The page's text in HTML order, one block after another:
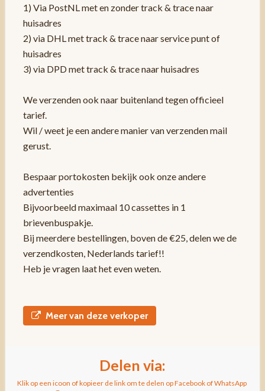
1) Via PostNL met en zonder track & trace naar
huisadres
2) via DHL met track & trace naar service punt of
huisadres
3) via DPD met track & trace naar huisadres
We verzenden ook naar buitenland tegen officieel
tarief.
Wil / weet je een andere manier van verzenden mail
gerust.
Bespaar portokosten bekijk ook onze andere
advertenties
Bijvoorbeeld maximaal 10 cassettes in 1
brievenbuspakje.
Bij meerdere bestellingen, boven de €25, delen we de
verzendkosten, Nederlands tarief!!
Heb je vragen laat het even weten.
Meer van deze verkoper
Delen via:
Klik op een icoon of kopieer de link om te delen op Facebook of WhatsApp